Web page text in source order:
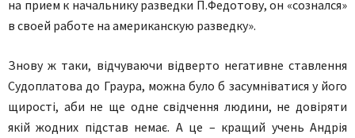
на прием к начальнику разведки П.Федотову, он «сознался»
в своей работе на американскую разведку».
Знову ж таки, відчуваючи відверто негативне ставлення
Судоплатова до Граура, можна було б засумніватися у його
щирості, аби не ще одне свідчення людини, не довіряти
якій жодних підстав немає. А це – кращий учень Андрія